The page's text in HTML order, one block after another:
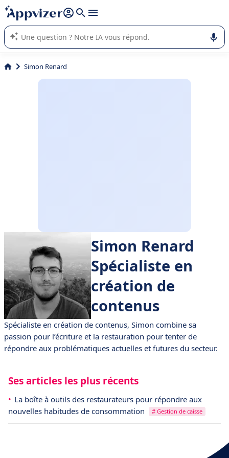
répondre (plusieurs lignes avec
L'IA de Appvizer vous guide dans l'utilisation ou la sélection de
logiciel SaaS en entreprise.
Simon Renard
Simon Renard
Spécialiste en
création de
contenus
Spécialiste en création de contenus, Simon combine sa
passion pour l’écriture et la restauration pour tenter de
répondre aux problématiques actuelles et futures du secteur.
Ses articles les plus récents
La boîte à outils des restaurateurs pour répondre aux
nouvelles habitudes de consommation
# Gestion de caisse